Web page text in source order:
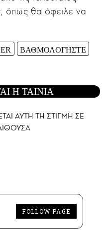
όπως θα όφειλε να
ΒΑΘΜΟΛΟΓΗΣΤΕ
Η ΤΑΙΝΙΑ
AYTH ΤΗ ΣΤΙΓΜΗ ΣΕ
FOLLOW PAGE